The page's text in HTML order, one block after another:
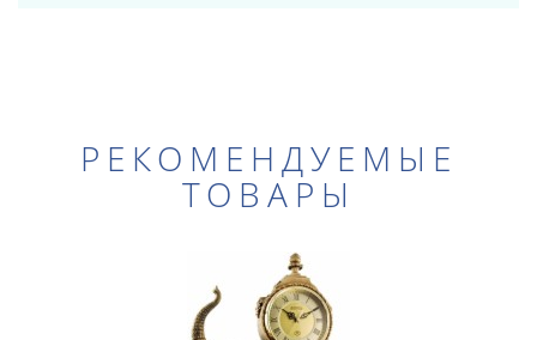
РЕКОМЕНДУЕМЫЕ
ТОВАРЫ